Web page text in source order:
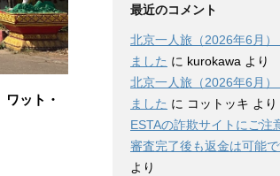
ワット・
最近のコメント
北京一人旅（2026年6月
ました に kurokawa より
北京一人旅（2026年6月
ました に コットッキ より
ESTAの詐欺サイトにご注
審査完了後も返金は可能で
より